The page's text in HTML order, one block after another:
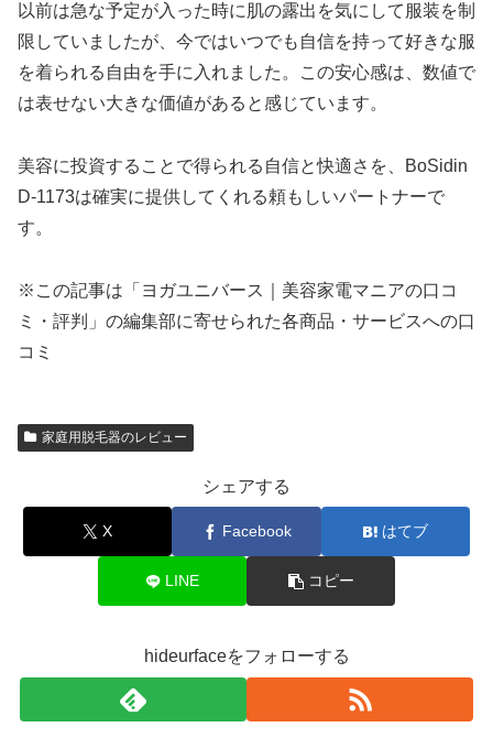
以前は急な予定が入った時に肌の露出を気にして服装を制
限していましたが、今ではいつでも自信を持って好きな服
を着られる自由を手に入れました。この安心感は、数値で
は表せない大きな価値があると感じています。
美容に投資することで得られる自信と快適さを、BoSidin
D-1173は確実に提供してくれる頼もしいパートナーで
す。
※この記事は「ヨガユニバース｜美容家電マニアの口コ
ミ・評判」の編集部に寄せられた各商品・サービスへの口
コミ
家庭用脱毛器のレビュー
シェアする
X Facebook はてブ
LINE コピー
hideurfaceをフォローする